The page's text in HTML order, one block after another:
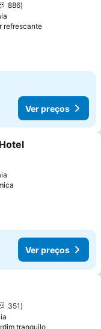
886
refrescante
Ver preços
aos favoritos
Ver preços
aos favoritos
351
tranquilo